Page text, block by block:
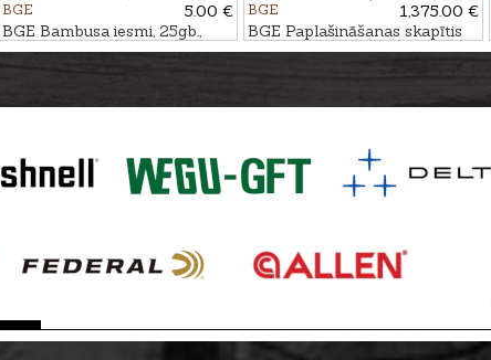
BGE
5.00 €
BGE Bambusa iesmi, 25gb.,
25cm
BGE
1,375.00 €
BGE Paplašināšanas skapītis